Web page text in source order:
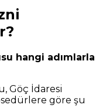
hangi adımlarla
Göç İdaresi
göre şu